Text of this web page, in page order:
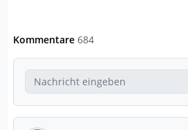
Kommentare 684